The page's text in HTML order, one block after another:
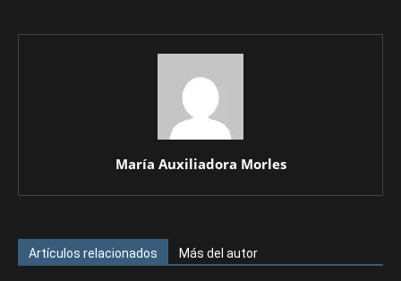
María Auxiliadora Morles
Artículos relacionados Más del autor